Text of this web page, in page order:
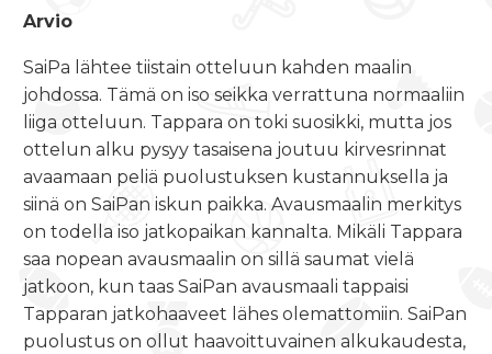
Arvio
SaiPa lähtee tiistain otteluun kahden maalin
johdossa. Tämä on iso seikka verrattuna normaaliin
liiga otteluun. Tappara on toki suosikki, mutta jos
ottelun alku pysyy tasaisena joutuu kirvesrinnat
avaamaan peliä puolustuksen kustannuksella ja
siinä on SaiPan iskun paikka. Avausmaalin merkitys
on todella iso jatkopaikan kannalta. Mikäli Tappara
saa nopean avausmaalin on sillä saumat vielä
jatkoon, kun taas SaiPan avausmaali tappaisi
Tapparan jatkohaaveet lähes olemattomiin. SaiPan
puolustus on ollut haavoittuvainen alkukaudesta,